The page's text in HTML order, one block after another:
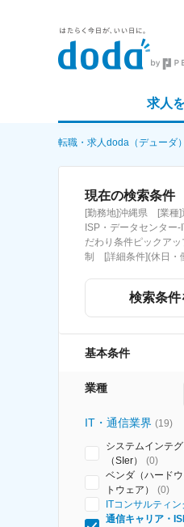
求人
詳細条件から探す
求人特集から探す
転職・求人doda（デューダ
現在の検索条件
[勤務地]沖縄県 [業種]
ISP・データセンタ
だわり条件ピックアッ
制 [詳細条件](休日・
検索条件
基本条件
業種
IT・通信業界 (19)
システムインテ
（SIer）
(0)
ベンダ（ハード
トウェア）
(0)
ITコンサルティン
通信キャリア・